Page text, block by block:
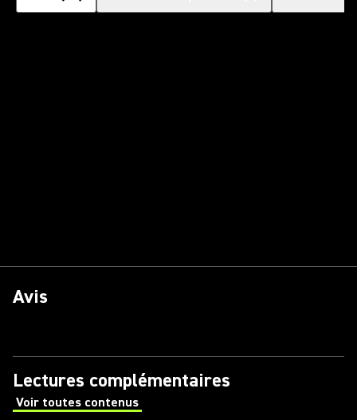
Avis
Lectures complémentaires
Voir toutes contenus
(Opens in a new tab)